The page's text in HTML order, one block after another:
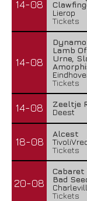
14-08
Lierop
Tickets
14-08
Lamb
Urne,
Tickets
14-08
Zeeltje
Deest
18-08
Alcest
Tickets
20-08
Cabaret
Bad
Tickets